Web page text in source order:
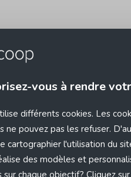
vous à rendre
différents cookies. Les
ne pouvez pas les refuser.
cartographier l'utilisation du
des modèles et
sur chaque objectif? Cliquez